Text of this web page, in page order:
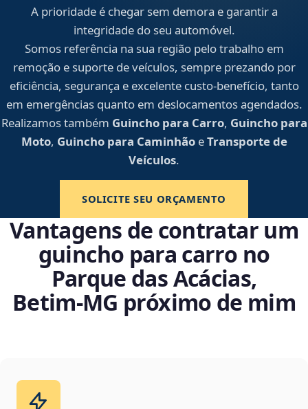
A prioridade é chegar sem demora e garantir a
integridade do seu automóvel.
Somos referência na sua região pelo trabalho em
remoção e suporte de veículos, sempre prezando por
eficiência, segurança e excelente custo-benefício, tanto
em emergências quanto em deslocamentos agendados.
Realizamos também Guincho para Carro, Guincho para
Moto, Guincho para CaminhãoeTransporte de
Veículos.
SOLICITE SEU ORÇAMENTO
Vantagens de contratar um
guincho para carro no
Parque das Acácias,
Betim‑MG próximo de mim